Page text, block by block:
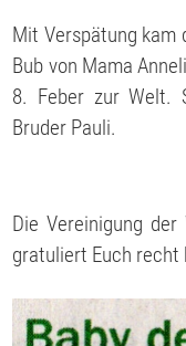
Mit Verspätung kam
Bub von Mama
8. Feber zur Welt.
Bruder Pauli.
Die Vereinigung
gratuliert Euch recht